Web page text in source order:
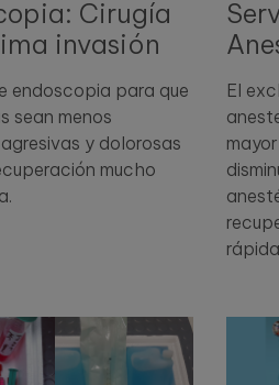
Cirugía
invasión
endoscopia para que
sean menos
y dolorosas
mucho
El